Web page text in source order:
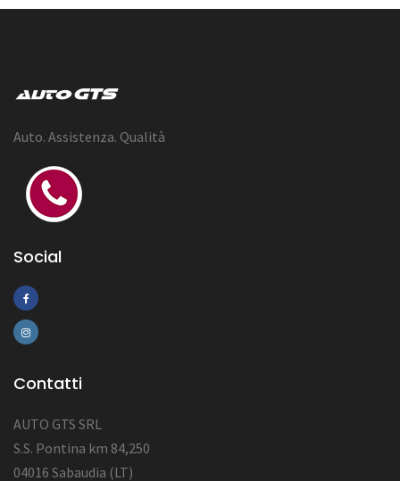
Auto. Assistenza. Qualità
Social
Contatti
AUTO GTS SRL
S.S. Pontina km 84,250
04016 Sabaudia (LT)